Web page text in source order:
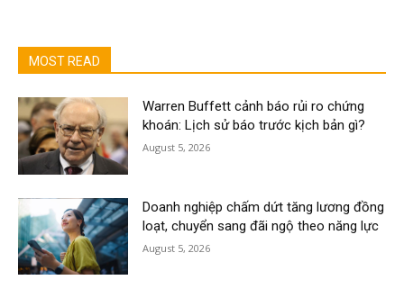
MOST READ
Warren Buffett cảnh báo rủi ro chứng
khoán: Lịch sử báo trước kịch bản gì?
August 5, 2026
Doanh nghiệp chấm dứt tăng lương đồng
loạt, chuyển sang đãi ngộ theo năng lực
August 5, 2026